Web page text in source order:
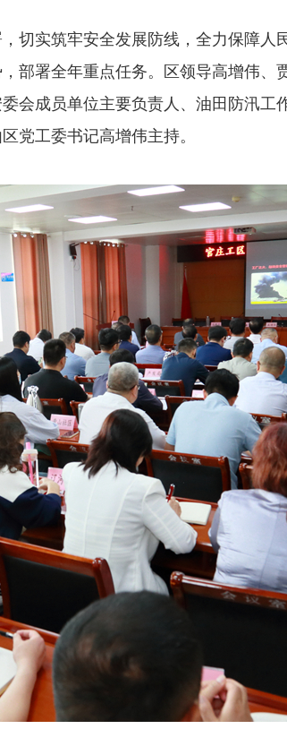
切实筑牢安全发展防线，全力保障人
部署全年重点任务。区领导高增伟、
会成员单位主要负责人、油田防汛工
党工委书记高增伟主持。